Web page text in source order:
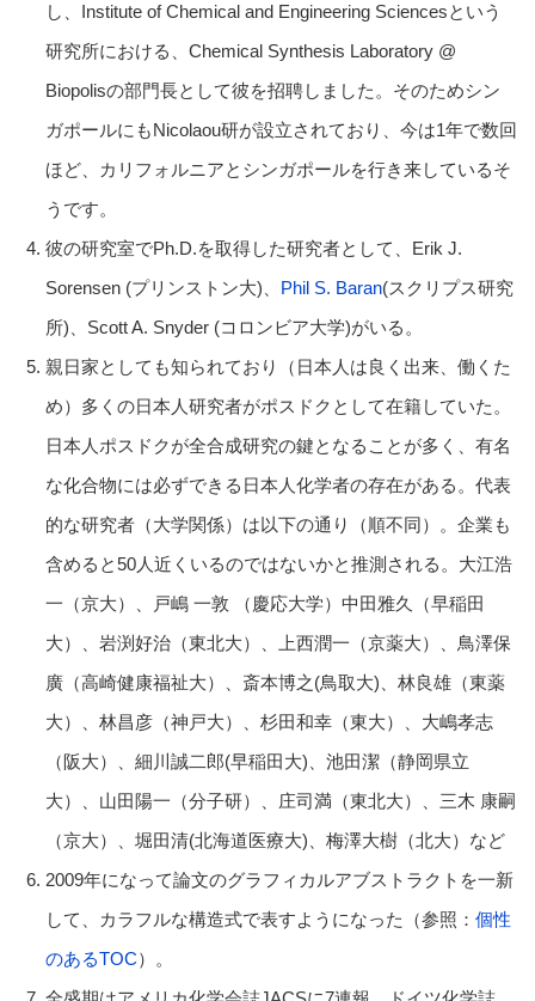
し、Institute of Chemical and Engineering Sciencesという
研究所における、Chemical Synthesis Laboratory @
Biopolisの部門長として彼を招聘しました。そのためシン
ガポールにもNicolaou研が設立されており、今は1年で数回
ほど、カリフォルニアとシンガポールを行き来しているそ
うです。
彼の研究室でPh.D.を取得した研究者として、Erik J.
Sorensen (プリンストン大)、 Phil S. Baran(スクリプス研究
所)、Scott A. Snyder (コロンビア大学)がいる。
親日家としても知られており（日本人は良く出来、働くた
め）多くの日本人研究者がポスドクとして在籍していた。
日本人ポスドクが全合成研究の鍵となることが多く、有名
な化合物には必ずできる日本人化学者の存在がある。代表
的な研究者（大学関係）は以下の通り（順不同）。企業も
含めると50人近くいるのではないかと推測される。大江浩
一（京大）、戸嶋 一敦 （慶応大学）中田雅久（早稲田
大）、岩渕好治（東北大）、上西潤一（京薬大）、鳥澤保
廣（高崎健康福祉大）、斎本博之(鳥取大)、林良雄（東薬
大）、林昌彦（神戸大）、杉田和幸（東大）、大嶋孝志
（阪大）、細川誠二郎(早稲田大)、池田潔（静岡県立
大）、山田陽一（分子研）、庄司満（東北大）、三木 康嗣
（京大）、堀田清(北海道医療大)、梅澤大樹（北大）など
2009年になって論文のグラフィカルアブストラクトを一新
して、カラフルな構造式で表すようになった（参照： 個性
のあるTOC）。